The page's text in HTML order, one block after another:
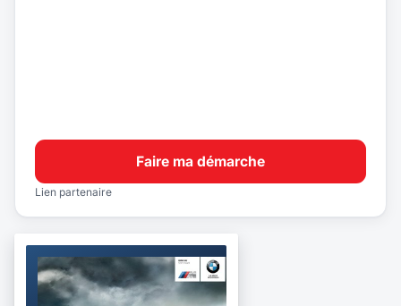
Faire ma démarche
Lien partenaire
BROCHURE
2013